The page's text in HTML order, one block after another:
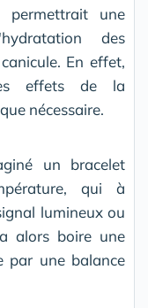
une
des
En effet,
effets de la
nécessaire.
un bracelet
qui à
lumineux ou
alors boire une
par une balance